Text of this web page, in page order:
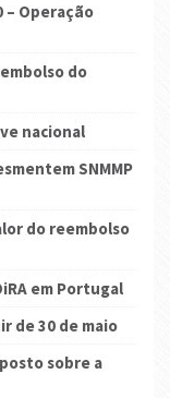
– Operação
do
nacional
SNMMP
do reembolso
em Portugal
de 30 de maio
sobre a